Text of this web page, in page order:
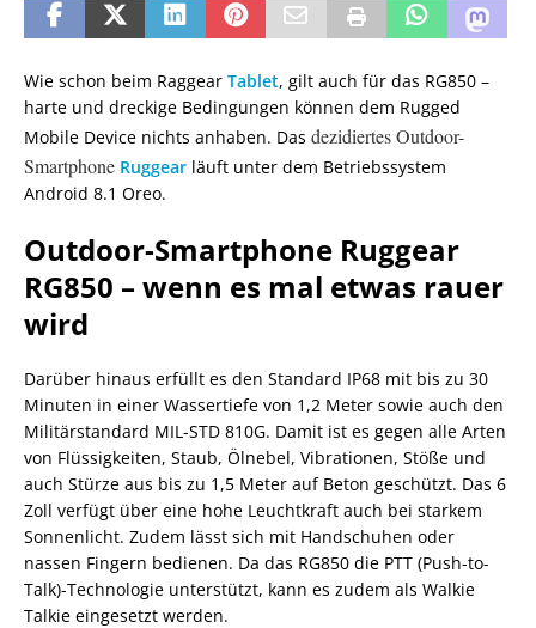
Wie schon beim Raggear Tablet, gilt auch für das RG850 –
harte und dreckige Bedingungen können dem Rugged
Mobile Device nichts anhaben. Das dezidiertes Outdoor-
Smartphone Ruggear läuft unter dem Betriebssystem
Android 8.1 Oreo.
Outdoor-Smartphone Ruggear
RG850 – wenn es mal etwas rauer
wird
Darüber hinaus erfüllt es den Standard IP68 mit bis zu 30
Minuten in einer Wassertiefe von 1,2 Meter sowie auch den
Militärstandard MIL-STD 810G. Damit ist es gegen alle Arten
von Flüssigkeiten, Staub, Ölnebel, Vibrationen, Stöße und
auch Stürze aus bis zu 1,5 Meter auf Beton geschützt. Das 6
Zoll verfügt über eine hohe Leuchtkraft auch bei starkem
Sonnenlicht. Zudem lässt sich mit Handschuhen oder
nassen Fingern bedienen. Da das RG850 die PTT (Push-to-
Talk)-Technologie unterstützt, kann es zudem als Walkie
Talkie eingesetzt werden.